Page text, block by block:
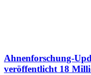
Ahnenforschung-
veröffentlicht 18